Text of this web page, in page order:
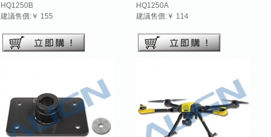
HQ1250B
建議售價:￥ 155
HQ1250A
建議售價:￥ 114